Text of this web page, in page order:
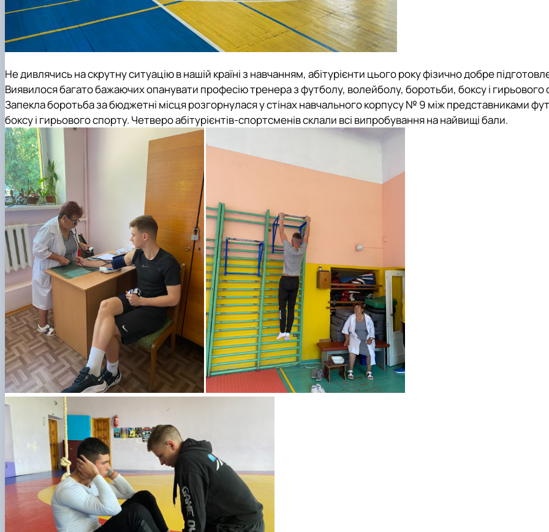
Не дивлячись на скрутну ситуацію в нашій країні з навчанням, абітурієнти цього року фізично добре
Виявилося багато бажаючих опанувати професію тренера з футболу, волейболу, боротьби, боксу і гирьового
Запекла боротьба за бюджетні місця розгорнулася у стінах навчального корпусу № 9 між представниками
боксу і гирьового спорту. Четверо абітурієнтів-спортсменів склали всі випробування на найвищі бали.